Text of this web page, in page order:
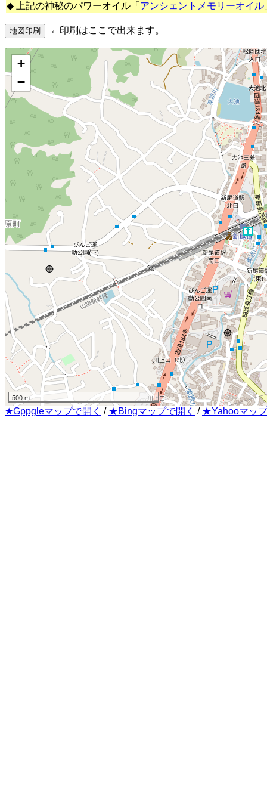
◆ 上記の神秘のパワーオイル「 アンシェントメモリーオイル
←印刷はここで出来ます。
+
−
500 m
★Gppgleマップで開く / ★Bingマップで開く / ★Yahooマッ